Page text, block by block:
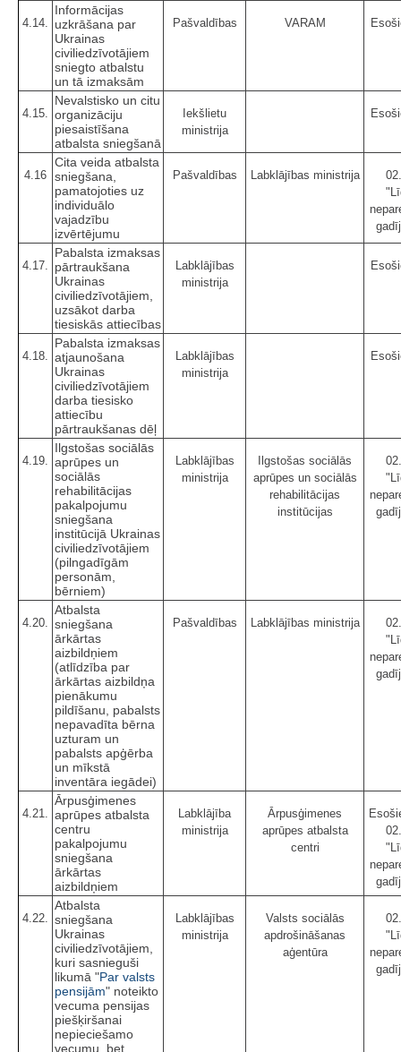
4.14.
Informācijas
uzkrāšana par
Ukrainas
civiliedzīvotājiem
sniegto atbalstu
un tā izmaksām
Pašvaldības VARAM
4.15.
Nevalstisko un citu
organizāciju
piesaistīšana
atbalsta sniegšanā
Iekšlietu
ministrija
4.16
Cita veida atbalsta
sniegšana,
pamatojoties uz
individuālo
vajadzību
izvērtējumu
Pašvaldības Labklājības ministrija
4.17.
Pabalsta izmaksas
pārtraukšana
Ukrainas
civiliedzīvotājiem,
uzsākot darba
tiesiskās attiecības
Labklājības
ministrija
4.18.
Pabalsta izmaksas
atjaunošana
Ukrainas
civiliedzīvotājiem
darba tiesisko
attiecību
pārtraukšanas dēļ
Labklājības
ministrija
4.19.
Ilgstošas sociālās
aprūpes un
sociālās
rehabilitācijas
pakalpojumu
sniegšana
institūcijā Ukrainas
civiliedzīvotājiem
(pilngadīgām
personām,
bērniem)
Labklājības
ministrija
Ilgstošas sociālās
aprūpes un sociālās
rehabilitācijas
institūcijas
4.20.
Atbalsta
sniegšana
ārkārtas
aizbildņiem
(atlīdzība par
ārkārtas aizbildņa
pienākumu
pildīšanu, pabalsts
nepavadīta bērna
uzturam un
pabalsts apģērba
un mīkstā
inventāra iegādei)
Pašvaldības Labklājības ministrija
4.21.
Ārpusģimenes
aprūpes atbalsta
centru
pakalpojumu
sniegšana
ārkārtas
aizbildņiem
Labklājība
ministrija
Ārpusģimenes
aprūpes atbalsta
centri
4.22.
Atbalsta
sniegšana
Ukrainas
civiliedzīvotājiem,
kuri sasnieguši
likumā "Par valsts
pensijām" noteikto
vecuma pensijas
piešķiršanai
nepieciešamo
vecumu, bet
Labklājības
ministrija
Valsts sociālās
apdrošināšanas
aģentūra